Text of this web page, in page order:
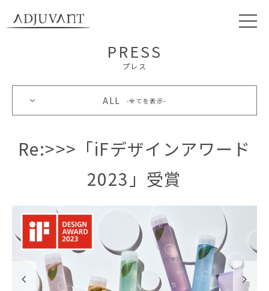
PRESS
プレス
ALL 全てを表示
Re:>>>「iFデザインアワード
2023」受賞